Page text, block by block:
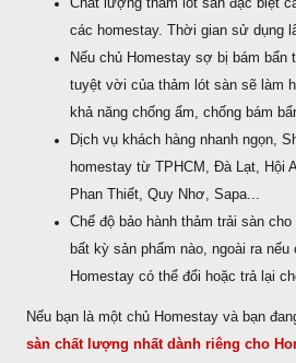
các homestay. Thời gian sử dụng
Nếu chủ Homestay sợ bị bám bẩn
tuyệt vời của thảm lót sàn sẽ làm
khả năng chống ẩm, chống bám
Dịch vụ khách hàng nhanh ngọn,
homestay từ TPHCM, Đà Lạt, Hội
Phan Thiết, Quy Nhơ, Sapa...
Chế độ bảo hành thảm trải sàn
bất kỳ sản phẩm nào, ngoài ra
Homestay có thể đổi hoặc trả lại
Nếu bạn là một chủ Homestay và bạn
sàn chất lượng nhất dành riêng cho